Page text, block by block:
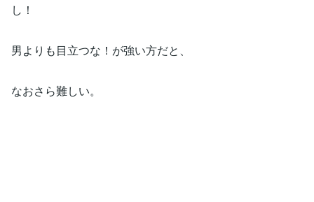
し！
男よりも目立つな！が強い方だと、
なおさら難しい。